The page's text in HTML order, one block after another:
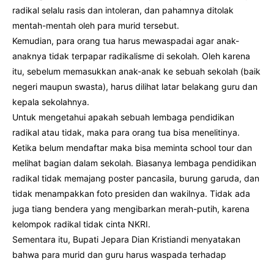
radikal selalu rasis dan intoleran, dan pahamnya ditolak
mentah-mentah oleh para murid tersebut.
Kemudian, para orang tua harus mewaspadai agar anak-
anaknya tidak terpapar radikalisme di sekolah. Oleh karena
itu, sebelum memasukkan anak-anak ke sebuah sekolah (baik
negeri maupun swasta), harus dilihat latar belakang guru dan
kepala sekolahnya.
Untuk mengetahui apakah sebuah lembaga pendidikan
radikal atau tidak, maka para orang tua bisa menelitinya.
Ketika belum mendaftar maka bisa meminta school tour dan
melihat bagian dalam sekolah. Biasanya lembaga pendidikan
radikal tidak memajang poster pancasila, burung garuda, dan
tidak menampakkan foto presiden dan wakilnya. Tidak ada
juga tiang bendera yang mengibarkan merah-putih, karena
kelompok radikal tidak cinta NKRI.
Sementara itu, Bupati Jepara Dian Kristiandi menyatakan
bahwa para murid dan guru harus waspada terhadap